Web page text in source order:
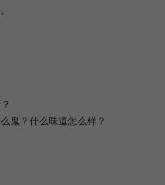
鬼？什么味道怎么样？